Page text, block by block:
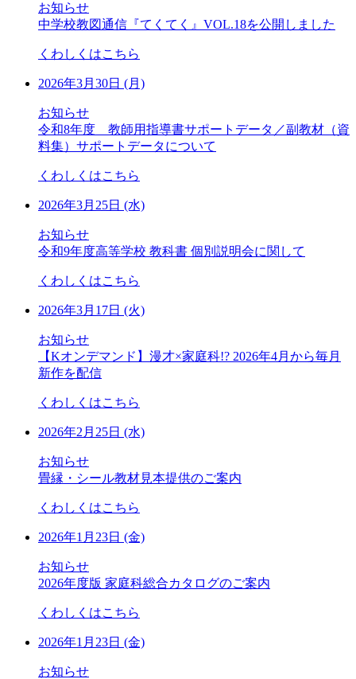
お知らせ
中学校教図通信『てくてく』VOL.18を公開しました
くわしくはこちら
2026年3月30日 (月)
お知らせ
令和8年度 教師用指導書サポートデータ／副教材（資
料集）サポートデータについて
くわしくはこちら
2026年3月25日 (水)
お知らせ
令和9年度高等学校 教科書 個別説明会に関して
くわしくはこちら
2026年3月17日 (火)
お知らせ
【Kオンデマンド】漫才×家庭科!? 2026年4月から毎月
新作を配信
くわしくはこちら
2026年2月25日 (水)
お知らせ
畳縁・シール教材見本提供のご案内
くわしくはこちら
2026年1月23日 (金)
お知らせ
2026年度版 家庭科総合カタログのご案内
くわしくはこちら
2026年1月23日 (金)
お知らせ